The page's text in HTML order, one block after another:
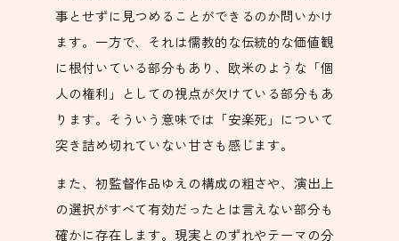
事とせずに見つめることができるのか問いかけ
ます。一方で、それは儒教的な伝統的な価値観
に根付いている部分もあり、欧米のような「個
人の権利」としての視点が欠けている部分もあ
ります。そういう意味では「安楽死」について
突き詰め切れていない甘さも感じます。
また、初監督作品ゆえの構成の粗さや、演出上
の選択がすべて有効だったとは言えない部分も
確かに存在します。現実とのずれやテーマの分